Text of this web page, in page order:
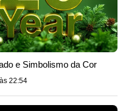
e Simbolismo da Cor
22:54